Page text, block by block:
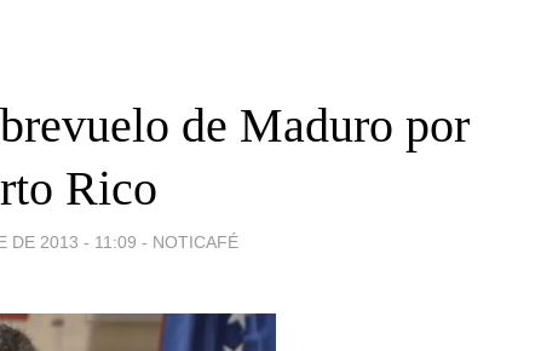
de Maduro por
Rico
DE 2013 - 11:09 - NOTICAFÉ